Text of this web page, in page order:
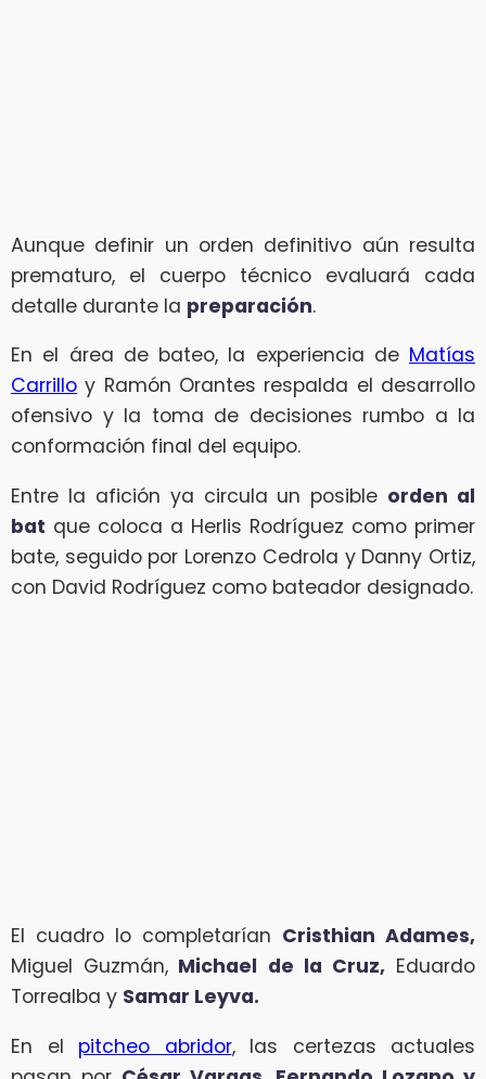
Aunque definir un orden definitivo aún resulta
prematuro, el cuerpo técnico evaluará cada
detalle durante la preparación.
En el área de bateo, la experiencia de Matías
Carrillo y Ramón Orantes respalda el desarrollo
ofensivo y la toma de decisiones rumbo a la
conformación final del equipo.
Entre la afición ya circula un posible orden al
bat que coloca a Herlis Rodríguez como primer
bate, seguido por Lorenzo Cedrola y Danny Ortiz,
con David Rodríguez como bateador designado.
El cuadro lo completarían Cristhian Adames,
Miguel Guzmán, Michael de la Cruz,Eduardo
Torrealba y Samar Leyva.
En el pitcheo abridor, las certezas actuales